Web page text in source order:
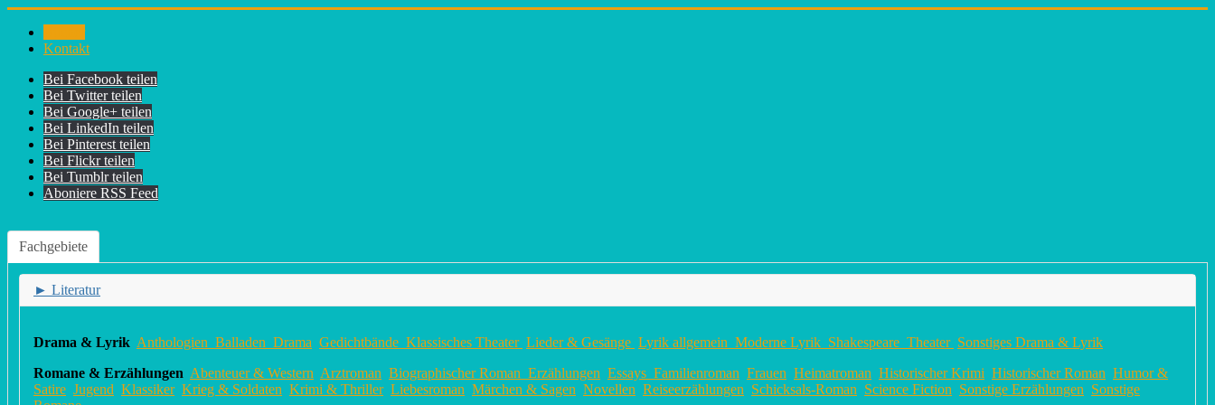
Kontakt
Bei Facebook teilen
Bei Twitter teilen
Bei Google+ teilen
Bei LinkedIn teilen
Bei Pinterest teilen
Bei Flickr teilen
Bei Tumblr teilen
Aboniere RSS Feed
Fachgebiete
► Literatur
Drama & Lyrik Anthologien Balladen Drama Gedichtbände Klassisches Theater Lieder & Gesänge Lyrik allgemein Moderne Lyrik Shakespeare Theater Sonstiges Drama & Lyrik
Romane & Erzählungen Abenteuer & Western Arztroman Biographischer Roman Erzählungen Essays Familienroman Frauen Heimatroman Historischer Krimi Historischer Roman Humor &
Satire Jugend Klassiker Krieg & Soldaten Krimi & Thriller Liebesroman Märchen & Sagen Novellen Reiseerzählungen Schicksals-Roman Science Fiction Sonstige Erzählungen Sonstige